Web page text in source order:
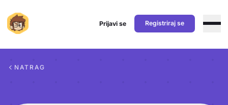
Prijavi se Registriraj se
NATRAG